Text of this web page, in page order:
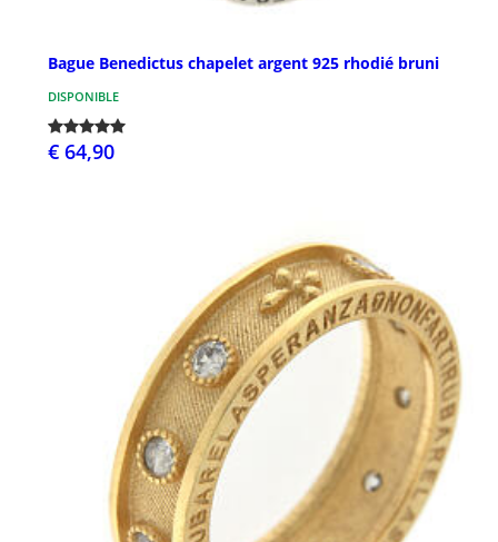
Bague Benedictus chapelet argent 925 rhodié bruni
DISPONIBLE
€ 64,90